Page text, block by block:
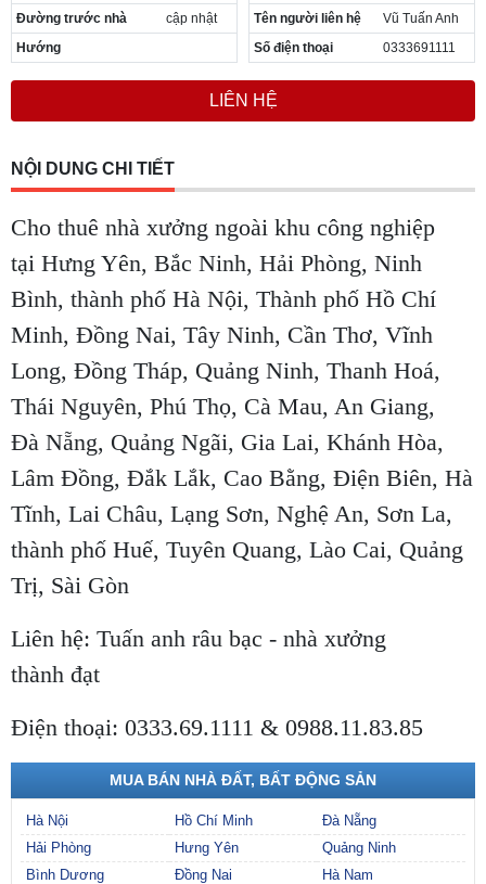
Đường trước nhà
cập nhật
Hướng
Tên người liên hệ
Vũ Tuấn Anh
Số điện thoại
0333691111
LIÊN HỆ
NỘI DUNG CHI TIẾT
Cho thuê nhà xưởng ngoài khu công nghiệp
tại Hưng Yên, Bắc Ninh, Hải Phòng, Ninh
Bình, thành phố Hà Nội, Thành phố Hồ Chí
Minh, Đồng Nai, Tây Ninh, Cần Thơ, Vĩnh
Long, Đồng Tháp, Quảng Ninh, Thanh Hoá,
Thái Nguyên, Phú Thọ, Cà Mau, An Giang,
Đà Nẵng, Quảng Ngãi, Gia Lai, Khánh Hòa,
Lâm Đồng, Đắk Lắk, Cao Bằng, Điện Biên, Hà
Tĩnh, Lai Châu, Lạng Sơn, Nghệ An, Sơn La,
thành phố Huế, Tuyên Quang, Lào Cai, Quảng
Trị, Sài Gòn
Liên hệ: Tuấn anh râu bạc - nhà xưởng
thành đạt
Điện thoại: 0333.69.1111 & 0988.11.83.85
MUA BÁN NHÀ ĐẤT, BẤT ĐỘNG SẢN
Hà Nội Hồ Chí Minh
Đà Nẵng
Hải Phòng
Hưng Yên
Quảng Ninh
Bình Dương
Đồng Nai
Hà Nam